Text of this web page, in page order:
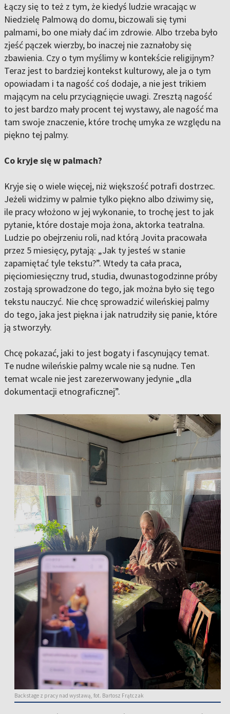
Łączy się to też z tym, że kiedyś ludzie wracając w
Niedzielę Palmową do domu, biczowali się tymi
palmami, bo one miały dać im zdrowie. Albo trzeba było
zjeść pączek wierzby, bo inaczej nie zaznałoby się
zbawienia. Czy o tym myślimy w kontekście religijnym?
Teraz jest to bardziej kontekst kulturowy, ale ja o tym
opowiadam i ta nagość coś dodaje, a nie jest trikiem
mającym na celu przyciągnięcie uwagi. Zresztą nagość
to jest bardzo mały procent tej wystawy, ale nagość ma
tam swoje znaczenie, które trochę umyka ze względu na
piękno tej palmy.
Co kryje się w palmach?
Kryje się o wiele więcej, niż większość potrafi dostrzec.
Jeżeli widzimy w palmie tylko piękno albo dziwimy się,
ile pracy włożono w jej wykonanie, to trochę jest to jak
pytanie, które dostaje moja żona, aktorka teatralna.
Ludzie po obejrzeniu roli, nad którą Jovita pracowała
przez 5 miesięcy, pytają: „Jak ty jesteś w stanie
zapamiętać tyle tekstu?”. Wtedy ta cała praca,
pięciomiesięczny trud, studia, dwunastogodzinne próby
zostają sprowadzone do tego, jak można było się tego
tekstu nauczyć. Nie chcę sprowadzić wileńskiej palmy
do tego, jaka jest piękna i jak natrudziły się panie, które
ją stworzyły.
Chcę pokazać, jaki to jest bogaty i fascynujący temat.
Te nudne wileńskie palmy wcale nie są nudne. Ten
temat wcale nie jest zarezerwowany jedynie „dla
dokumentacji etnograficznej”.
Backstage z pracy nad wystawą, fot. Bartosz Frątczak